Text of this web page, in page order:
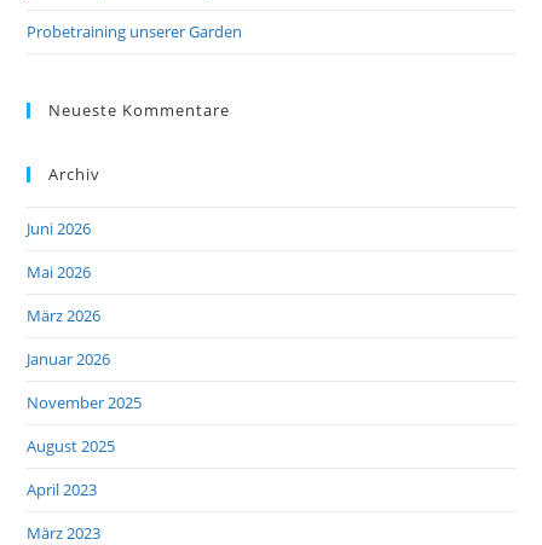
Probetraining unserer Garden
Neueste Kommentare
Archiv
Juni 2026
Mai 2026
März 2026
Januar 2026
November 2025
August 2025
April 2023
März 2023